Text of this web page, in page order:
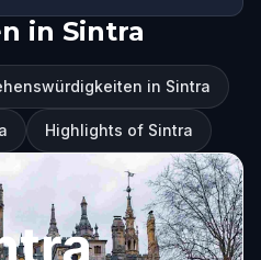
in Sintra
in Sintra
Highlights of Sintra